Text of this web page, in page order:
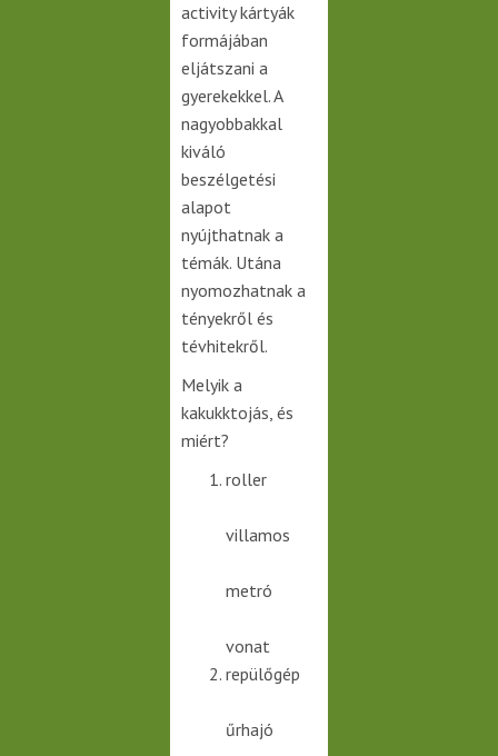
activity kártyák
formájában
eljátszani a
gyerekekkel. A
nagyobbakkal
kiváló
beszélgetési
alapot
nyújthatnak a
témák. Utána
nyomozhatnak a
tényekről és
tévhitekről.
Melyik a
kakukktojás, és
miért?
roller
villamos
metró
vonat
repülőgép
űrhajó